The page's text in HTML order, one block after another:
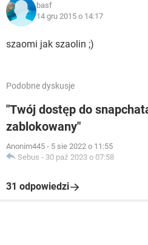
basf
14 gru 2015 o 14:17
szaomi jak szaolin ;)
Podobne dyskusje
"Twój dostęp do
zablokowany"
Anonim445 - 5 sie 2022 o 11:55
Sebus - 30 paź 2023 o 07:58
31 odpowiedzi